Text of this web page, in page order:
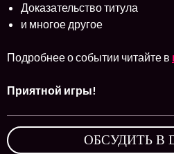
Доказательство титула
и многое другое
Подробнее о событии читайте в
Приятной игры!
ОБСУДИТЬ В